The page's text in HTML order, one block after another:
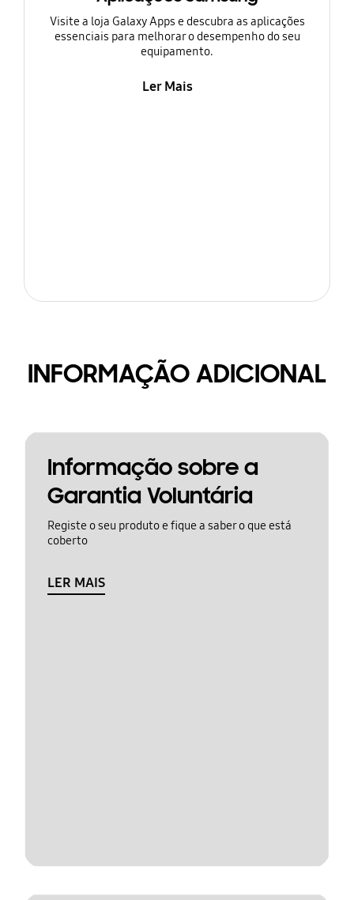
Visite a loja Galaxy Apps e descubra as aplicações
essenciais para melhorar o desempenho do seu
equipamento.
Ler Mais
INFORMAÇÃO ADICIONAL
Informação sobre a
Garantia Voluntária
Registe o seu produto e fique a saber o que está
coberto
LER MAIS